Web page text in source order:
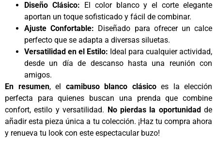
Diseño Clásico: El color blanco y el corte elegante
aportan un toque sofisticado y fácil de combinar.
Ajuste Confortable: Diseñado para ofrecer un calce
perfecto que se adapta a diversas siluetas.
Versatilidad en el Estilo: Ideal para cualquier actividad,
desde un día de descanso hasta una reunión con
amigos.
En resumen, el camibuso blanco clásicoes la elección
perfecta para quienes buscan una prenda que combine
confort, estilo y versatilidad. No pierdas la oportunidadde
añadir esta pieza única a tu colección. ¡Haz tu compra ahora
y renueva tu look con este espectacular buzo!